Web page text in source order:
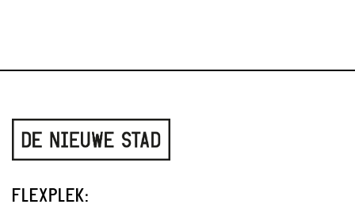
FLEXPLEK: